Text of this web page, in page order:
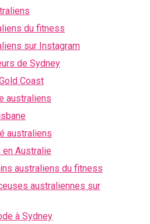
du fitness
sur Instagram
de Sydney
Coast
australiens
australiens
Australie
australiens du fitness
australiennes sur
à Sydney